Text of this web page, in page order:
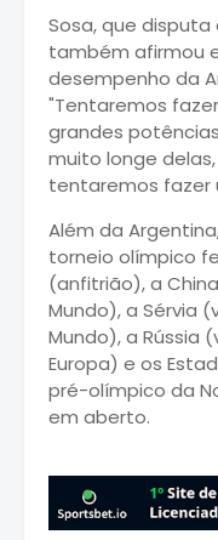
Sosa, que disputa
também afirmou
desempenho da
"Tentaremos
grandes
muito longe
tentaremos fazer
Além da
torneio olímpico
(anfitrião), a
Mundo), a Sérvia
Mundo), a Rússia
Europa) e os
pré-olímpico da
em aberto.